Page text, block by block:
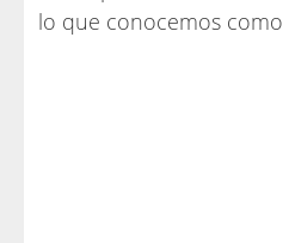
lo que conocemos